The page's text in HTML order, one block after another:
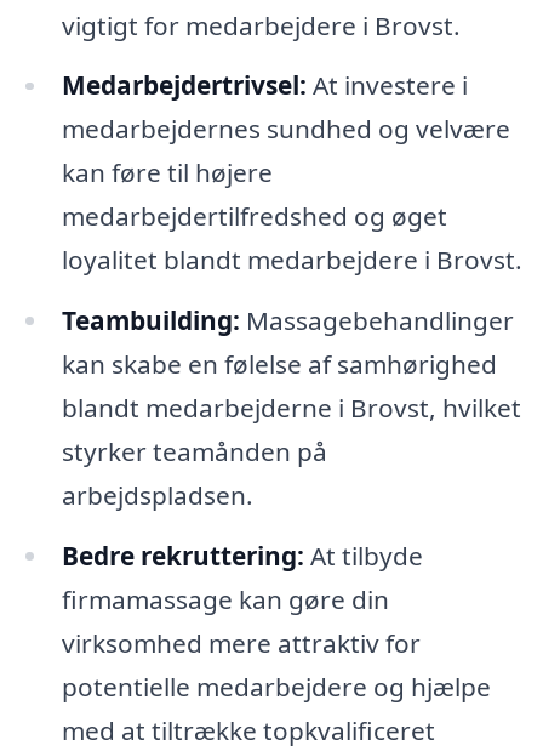
vigtigt for medarbejdere i Brovst.
Medarbejdertrivsel: At investere i
medarbejdernes sundhed og velvære
kan føre til højere
medarbejdertilfredshed og øget
loyalitet blandt medarbejdere i Brovst.
Teambuilding: Massagebehandlinger
kan skabe en følelse af samhørighed
blandt medarbejderne i Brovst, hvilket
styrker teamånden på
arbejdspladsen.
Bedre rekruttering: At tilbyde
firmamassage kan gøre din
virksomhed mere attraktiv for
potentielle medarbejdere og hjælpe
med at tiltrække topkvalificeret